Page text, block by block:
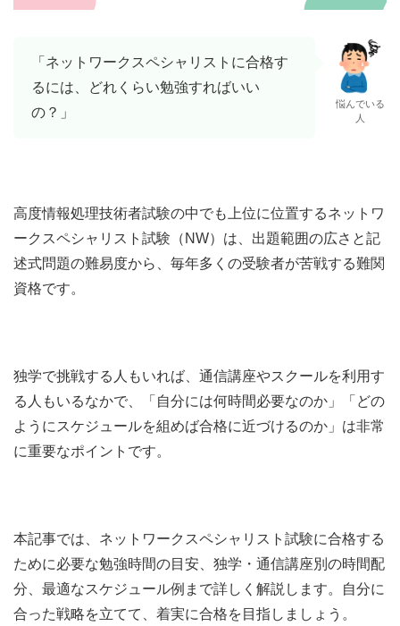
「ネットワークスペシャリストに合格す
るには、どれくらい勉強すればいい
の？」
悩んでいる
人
高度情報処理技術者試験の中でも上位に位置するネットワ
ークスペシャリスト試験（NW）は、出題範囲の広さと記
述式問題の難易度から、毎年多くの受験者が苦戦する難関
資格です。
独学で挑戦する人もいれば、通信講座やスクールを利用す
る人もいるなかで、「自分には何時間必要なのか」「どの
ようにスケジュールを組めば合格に近づけるのか」は非常
に重要なポイントです。
本記事では、ネットワークスペシャリスト試験に合格する
ために必要な勉強時間の目安、独学・通信講座別の時間配
分、最適なスケジュール例まで詳しく解説します。自分に
合った戦略を立てて、着実に合格を目指しましょう。